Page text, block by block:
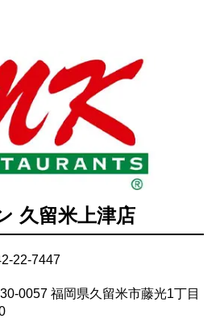
久留米上津店
22-7447
0057 福岡県久留米市藤光1丁目